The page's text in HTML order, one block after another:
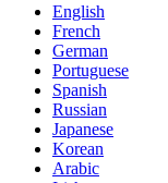
English
French
German
Portuguese
Spanish
Russian
Japanese
Korean
Arabic